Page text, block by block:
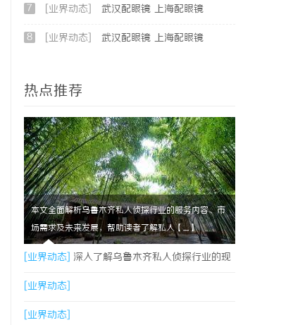
7 [业界动态] 武汉配眼镜 上海配眼镜
8 [业界动态] 武汉配眼镜 上海配眼镜
热点推荐
本文全面解析乌鲁木齐私人侦探行业的服务内容、市
场需求及未来发展，帮助读者了解私人【....】
[业界动态] 深入了解乌鲁木齐私人侦探行业的现
状与发展趋势
[业界动态]
[业界动态]